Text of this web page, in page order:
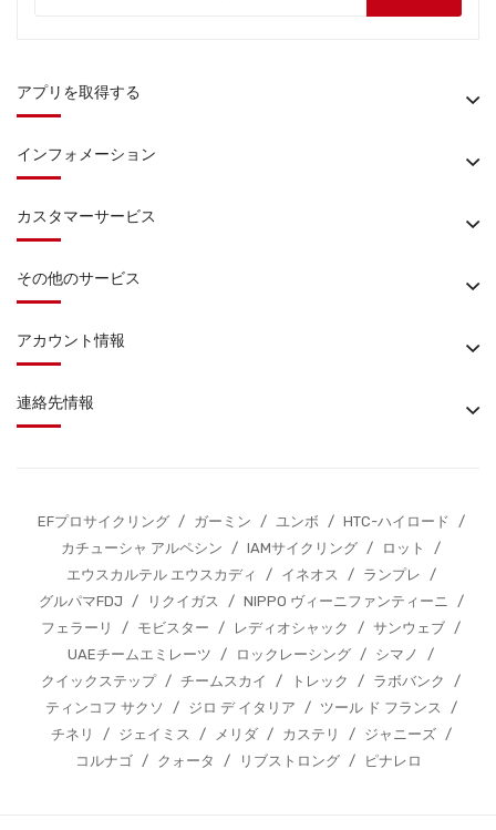
アプリを取得する
インフォメーション
カスタマーサービス
その他のサービス
アカウント情報
連絡先情報
EFプロサイクリング / ガーミン / ユンボ / HTC-ハイロード /
カチューシャ アルペシン / IAMサイクリング / ロット
/
エウスカルテル エウスカディ
/ イネオス / ランプレ /
グルパマFDJ / リクイガス / NIPPO ヴィーニファンティーニ /
フェラーリ
/ モビスター / レディオシャック / サンウェブ /
UAEチームエミレーツ / ロックレーシング / シマノ
/
クイックステップ / チームスカイ / トレック / ラボバンク
/
ティンコフ サクソ
/ ジロ デ イタリア / ツール ド フランス
/
チネリ
/ ジェイミス / メリダ / カステリ / ジャニーズ /
コルナゴ / クォータ / リブストロング / ピナレロ